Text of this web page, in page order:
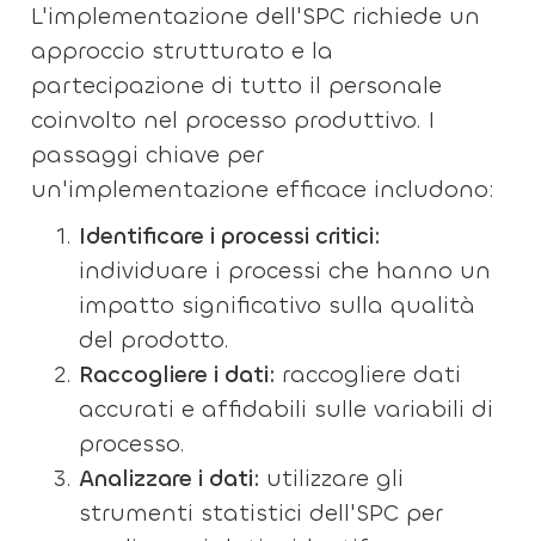
L'implementazione dell'SPC richiede un
approccio strutturato e la
partecipazione di tutto il personale
coinvolto nel processo produttivo. I
passaggi chiave per
un'implementazione efficace includono:
Identificare i processi critici:
individuare i processi che hanno un
impatto significativo sulla qualità
del prodotto.
Raccogliere i dati: raccogliere dati
accurati e affidabili sulle variabili di
processo.
Analizzare i dati: utilizzare gli
strumenti statistici dell'SPC per